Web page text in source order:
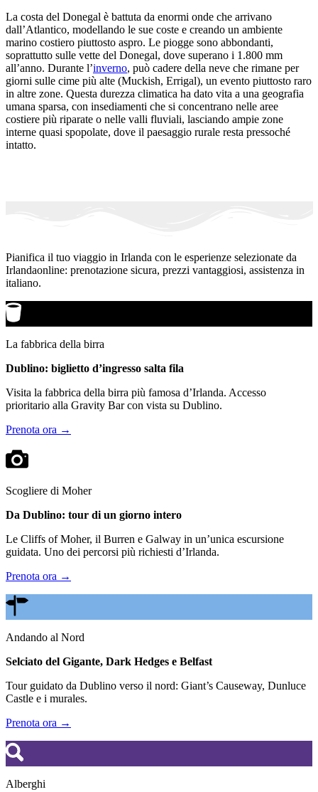
La costa del Donegal è battuta da enormi onde che arrivano
dall’Atlantico, modellando le sue coste e creando un ambiente
marino costiero piuttosto aspro. Le piogge sono abbondanti,
soprattutto sulle vette del Donegal, dove superano i 1.800 mm
all’anno. Durante l’inverno, può cadere della neve che rimane per
giorni sulle cime più alte (Muckish, Errigal), un evento piuttosto raro
in altre zone. Questa durezza climatica ha dato vita a una geografia
umana sparsa, con insediamenti che si concentrano nelle aree
costiere più riparate o nelle valli fluviali, lasciando ampie zone
interne quasi spopolate, dove il paesaggio rurale resta pressoché
intatto.
Pianifica il tuo viaggio in Irlanda con le esperienze selezionate da
Irlandaonline: prenotazione sicura, prezzi vantaggiosi, assistenza in
italiano.
La fabbrica della birra
Dublino: biglietto d’ingresso salta fila
Visita la fabbrica della birra più famosa d’Irlanda. Accesso
prioritario alla Gravity Bar con vista su Dublino.
Prenota ora →
Scogliere di Moher
Da Dublino: tour di un giorno intero
Le Cliffs of Moher, il Burren e Galway in un’unica escursione
guidata. Uno dei percorsi più richiesti d’Irlanda.
Prenota ora →
Andando al Nord
Selciato del Gigante, Dark Hedges e Belfast
Tour guidato da Dublino verso il nord: Giant’s Causeway, Dunluce
Castle e i murales.
Prenota ora →
Alberghi